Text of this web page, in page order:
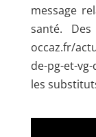
message
santé.
occaz.fr/
de-pg-et-
les